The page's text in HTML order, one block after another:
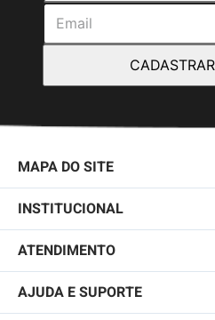
MAPA DO SITE
NOVIDADES
MASCULINO
KIDS
FEMININO
INSTITUCIONAL
SOBRE NÓS
TROCAS E DEVOLUÇÕES
ATENDIMENTO
(11)2010-1028
AJUDA E SUPORTE